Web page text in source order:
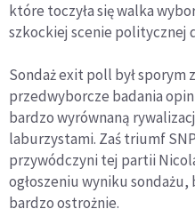
które toczyła się walka
szkockiej scenie politycznej
Sondaż exit poll był sporym
przedwyborcze badania
bardzo wyrównaną
laburzystami. Zaś triumf
przywódczyni tej partii
ogłoszeniu wyniku
bardzo ostrożnie.